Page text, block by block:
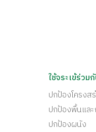
ใช้จระเข้ร่วม
ปกป้องโครงส
ปกป้องพื้นแล
ปกป้องผนัง